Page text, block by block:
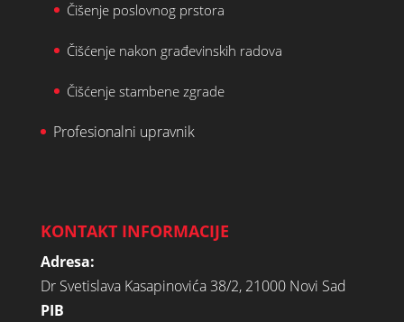
Čišenje poslovnog prstora
Čišćenje nakon građevinskih radova
Čišćenje stambene zgrade
Profesionalni upravnik
KONTAKT INFORMACIJE
Adresa:
Dr Svetislava Kasapinovića 38/2, 21000 Novi Sad
PIB